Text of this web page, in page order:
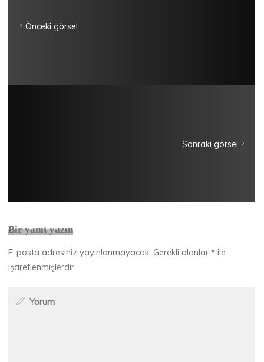
Önceki görsel
Sonraki görsel
Bir yanıt yazın
E-posta adresiniz yayınlanmayacak. Gerekli alanlar* ile
işaretlenmişlerdir